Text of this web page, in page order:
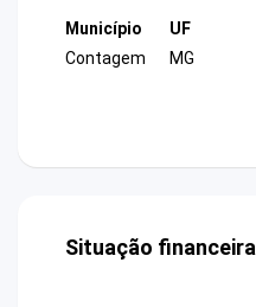
Município
Contagem
UF
MG
Situação financeira